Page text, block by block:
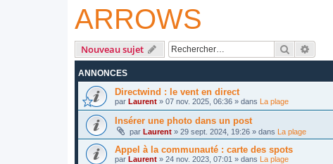
ARROWS
Nouveau sujet Rechercher
ANNONCES
Directwind : le vent en direct
par Laurent » 07 nov. 2025, 06:36 » dans La plage
Insérer une photo dans un post
par Laurent » 29 sept. 2024, 19:26 » dans La plage
Appel à la communauté : carte des spots
par Laurent » 24 nov. 2023, 07:01 » dans La plage